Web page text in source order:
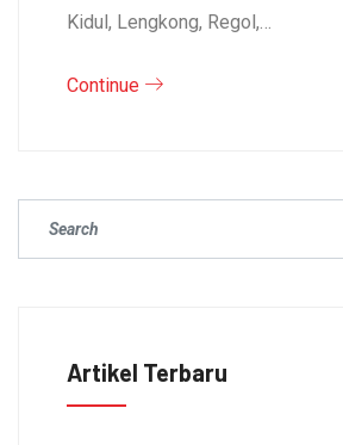
Kidul, Lengkong, Regol,…
Continue
Artikel Terbaru